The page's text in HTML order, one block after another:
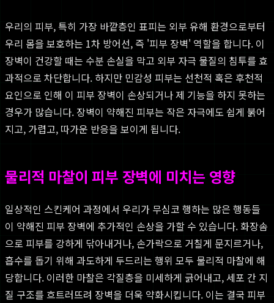
우리의 피부, 특히 가장 바깥층인 표피는 외부 유해 환경으로부터
우리 몸을 보호하는 1차 방어선, 즉 '피부 장벽' 역할을 합니다. 이
장벽이 건강할 때는 수분 손실을 막고 외부 자극 물질의 침투를 효
과적으로 차단합니다. 하지만 민감성 피부는 선천적 혹은 후천적
요인으로 인해 이 피부 장벽이 손상되거나 제 기능을 하지 못하는
경우가 많습니다. 장벽이 약해진 피부는 작은 자극에도 쉽게 붉어
지고, 가렵고, 따가운 반응을 보이게 됩니다.
물리적 마찰이 피부 장벽에 미치는 영향
일상적인 스킨케어 과정에서 우리가 무심코 행하는 많은 행동들
이 약해진 피부 장벽에 추가적인 손상을 가할 수 있습니다. 화장솜
으로 피부를 강하게 닦아내거나, 손가락으로 거칠게 문지르거나,
흡수를 돕기 위해 과도하게 두드리는 행위 모두 물리적 마찰에 해
당합니다. 이러한 마찰은 각질층을 미세하게 긁어내고, 세포 간 지
질 구조를 흐트러뜨려 장벽을 더욱 약화시킵니다. 이는 결국 피부